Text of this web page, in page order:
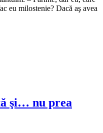
eu milostenie? Dacă aş avea
şi… nu prea